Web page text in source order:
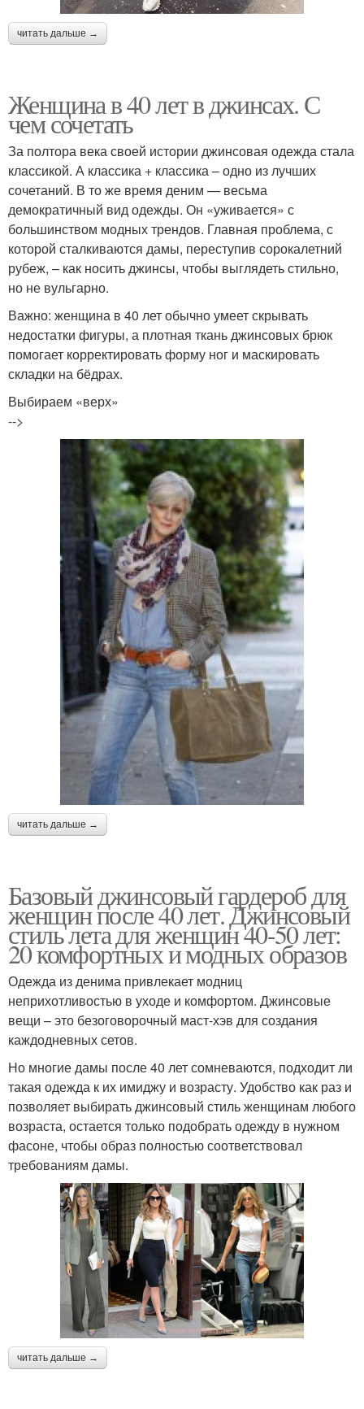
читать дальше →
Женщина в 40 лет в джинсах. С
чем сочетать
За полтора века своей истории джинсовая одежда стала
классикой. А классика + классика – одно из лучших
сочетаний. В то же время деним — весьма
демократичный вид одежды. Он «уживается» с
большинством модных трендов. Главная проблема, с
которой сталкиваются дамы, переступив сорокалетний
рубеж, – как носить джинсы, чтобы выглядеть стильно,
но не вульгарно.
Важно: женщина в 40 лет обычно умеет скрывать
недостатки фигуры, а плотная ткань джинсовых брюк
помогает корректировать форму ног и маскировать
складки на бёдрах.
Выбираем «верх»
-->
читать дальше →
Базовый джинсовый гардероб для
женщин после 40 лет. Джинсовый
стиль лета для женщин 40-50 лет:
20 комфортных и модных образов
Одежда из денима привлекает модниц
неприхотливостью в уходе и комфортом. Джинсовые
вещи – это безоговорочный маст-хэв для создания
каждодневных сетов.
Но многие дамы после 40 лет сомневаются, подходит ли
такая одежда к их имиджу и возрасту. Удобство как раз и
позволяет выбирать джинсовый стиль женщинам любого
возраста, остается только подобрать одежду в нужном
фасоне, чтобы образ полностью соответствовал
требованиям дамы.
читать дальше →